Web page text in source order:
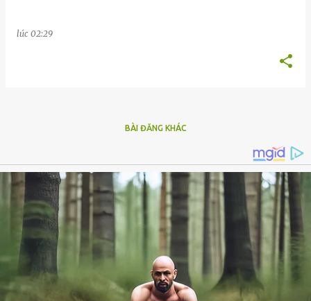
lúc 02:29
BÀI ĐĂNG KHÁC